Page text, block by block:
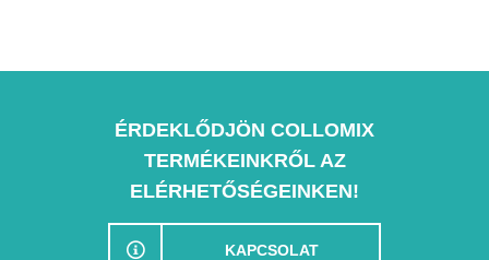
ÉRDEKLŐDJÖN COLLOMIX
TERMÉKEINKRŐL AZ
ELÉRHETŐSÉGEINKEN!
KAPCSOLAT